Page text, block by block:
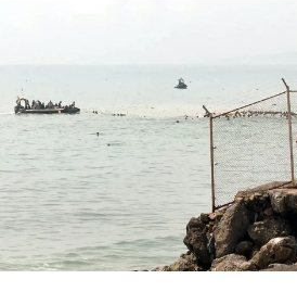
como al Partido Demócrata de
ADVERTISEMENT